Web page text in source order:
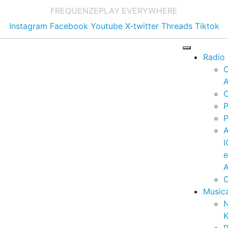
FREQUENZEPLAY EVERYWHERE
Instagram Facebook Youtube X-twitter Threads Tiktok
Radio
e